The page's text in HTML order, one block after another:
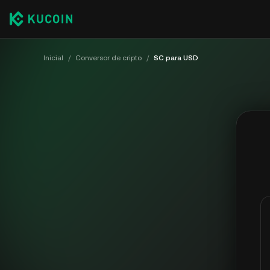
Inicial / Conversor de cripto / SC para USD